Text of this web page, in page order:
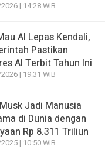
| 14:28 WIB
AI Lepas Kendali,
Pastikan
AI Terbit Tahun Ini
| 19:31 WIB
Jadi Manusia
di Dunia dengan
Rp 8.311 Triliun
| 10:50 WIB